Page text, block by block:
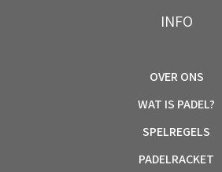
INFO
OVER ONS
WAT IS PADEL?
SPELREGELS
PADELRACKET